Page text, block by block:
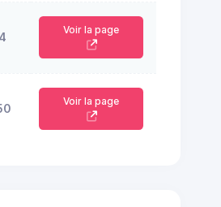
Voir la page
Voir la page